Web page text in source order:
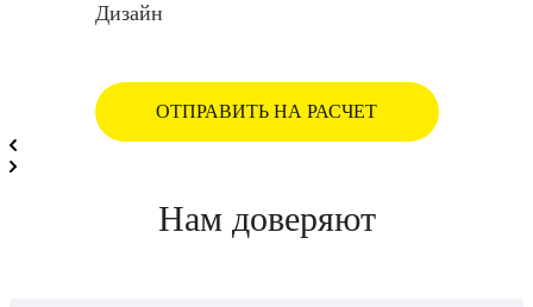
Дизайн
ОТПРАВИТЬ НА РАСЧЕТ
Нам доверяют